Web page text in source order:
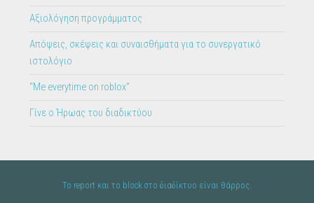
Αξιολόγηση προγράμματος
Απόψεις, σκέψεις και συναισθήματα για το συνεργατικό
ιστολόγιο
“Me everytime on roblox”
Γίνε ο Ήρωας του διαδικτύου
To report και το block στο διαδίκτυο είναι θάρρος.